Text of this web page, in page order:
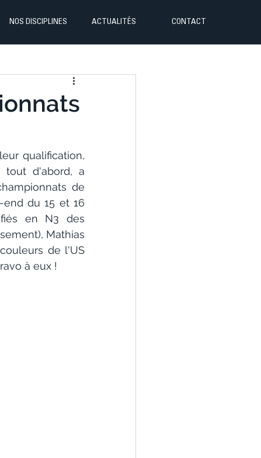
NOS DISCIPLINES ACTUALITÉS CONTACT
qualification,
tout d'abord, a
de
du 15 et 16
en N3 des
Mathias
de l'US
à eux !